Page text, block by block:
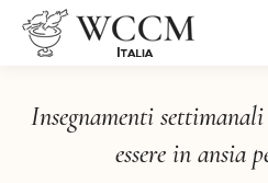
Insegnamenti
essere in ansia